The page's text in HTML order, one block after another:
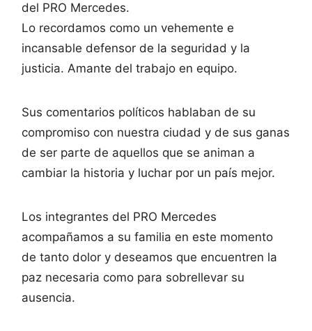
del PRO Mercedes.
Lo recordamos como un vehemente e
incansable defensor de la seguridad y la
justicia. Amante del trabajo en equipo.
Sus comentarios políticos hablaban de su
compromiso con nuestra ciudad y de sus ganas
de ser parte de aquellos que se animan a
cambiar la historia y luchar por un país mejor.
Los integrantes del PRO Mercedes
acompañamos a su familia en este momento
de tanto dolor y deseamos que encuentren la
paz necesaria como para sobrellevar su
ausencia.